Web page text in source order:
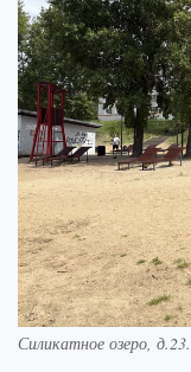
Силикатное озеро,